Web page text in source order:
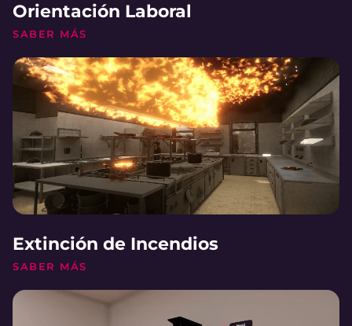
Orientación Laboral
SABER MÁS
Extinción de Incendios
SABER MÁS